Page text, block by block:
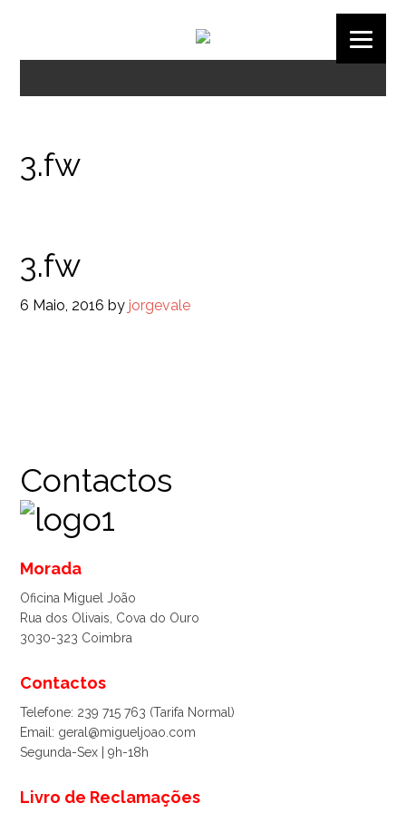
3.fw
3.fw
6 Maio, 2016 byjorgevale
Contactos
Morada
Oficina Miguel João
Rua dos Olivais, Cova do Ouro
3030-323 Coimbra
Contactos
Telefone: 239 715 763 (Tarifa Normal)
Email: geral@migueljoao.com
Segunda-Sex | 9h-18h
Livro de Reclamações